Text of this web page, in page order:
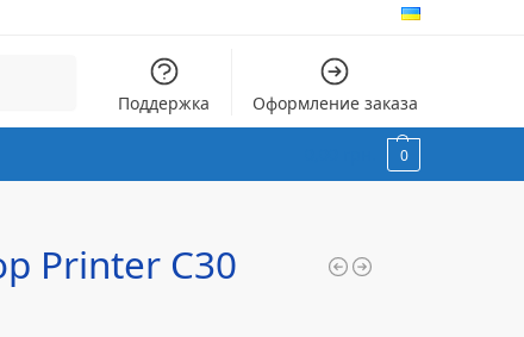
Поддержка Оформление заказа
0
Printer C30